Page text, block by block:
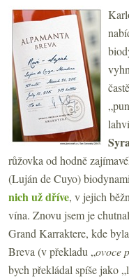
růžovka od hodně
(Luján de Cuyo)
nich už dříve, v jejich
vína. Znovu jsem je
Grand Karraktere, kde
Breva (v překladu „ovoce
bych překládal spíše jako